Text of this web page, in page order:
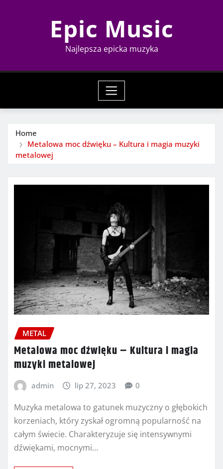
Epic Music
Najlepsza epicka muzyka
Home
Metalowa moc dźwięku – Kultura i magia muzyki
metalowej
METAL
Metalowa moc dźwięku – Kultura i magia
muzyki metalowej
admin lip 27, 2023 0
Muzyka metalowa to gatunek muzyczny o głębokich
korzeniach, który zyskał ogromną popularność na
całym świecie. Charakteryzuje się intensywnymi
dźwiękami, mocnymi…